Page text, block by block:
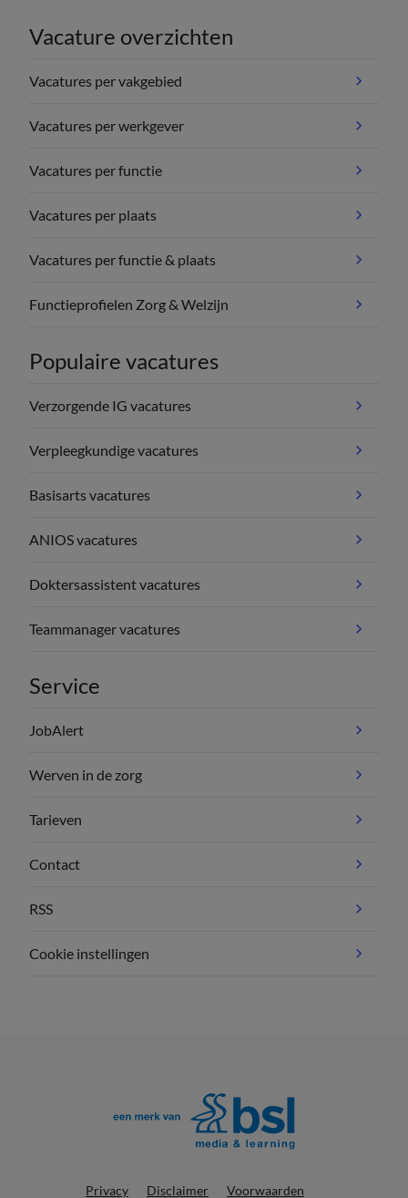
Vacature overzichten
Vacatures per vakgebied
Vacatures per werkgever
Vacatures per functie
Vacatures per plaats
Vacatures per functie & plaats
Functieprofielen Zorg & Welzijn
Populaire vacatures
Verzorgende IG vacatures
Verpleegkundige vacatures
Basisarts vacatures
ANIOS vacatures
Doktersassistent vacatures
Teammanager vacatures
Service
JobAlert
Werven in de zorg
Tarieven
Contact
RSS
Cookie instellingen
Privacy Disclaimer Voorwaarden